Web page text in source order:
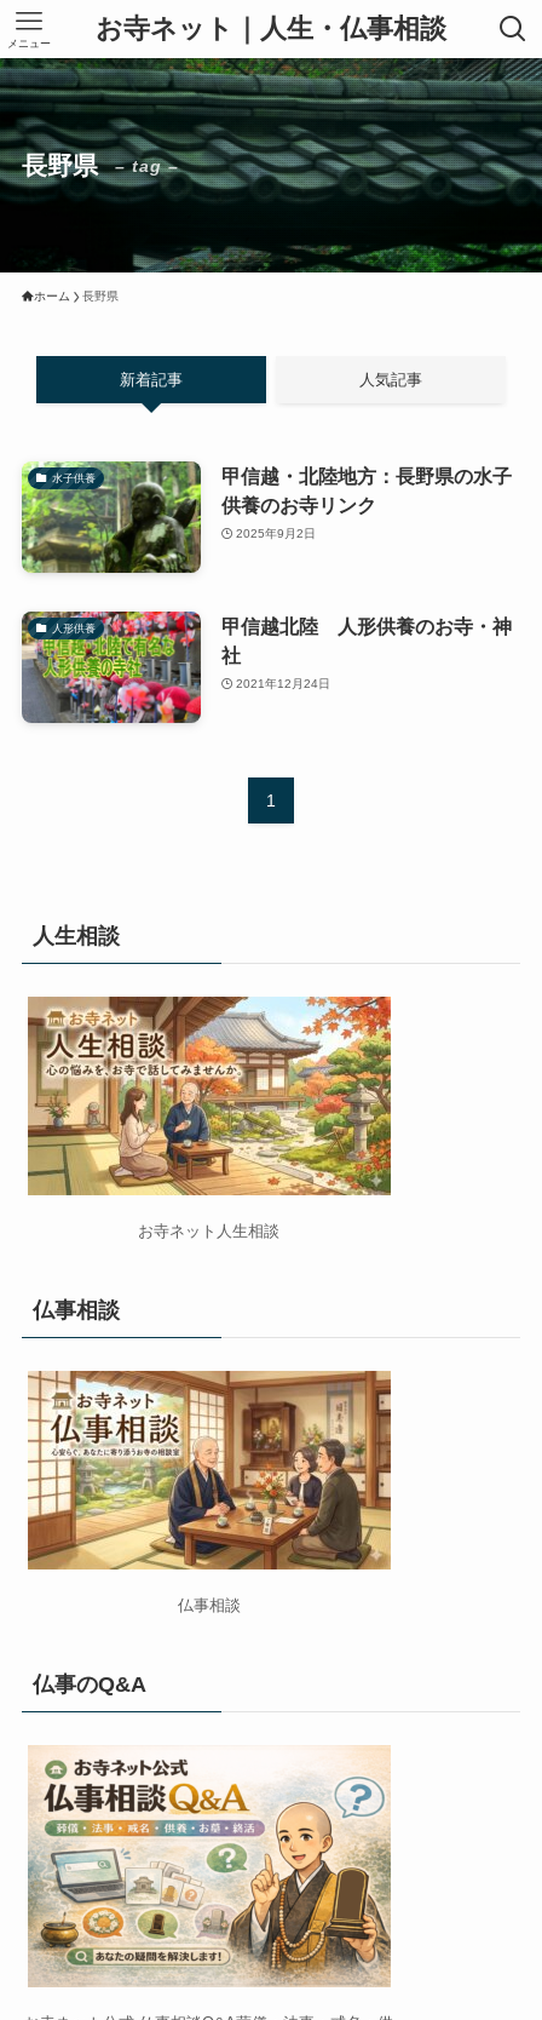
お寺ネット｜人生・仏事相談
メニュー
長野県 – tag –
ホーム 長野県
新着記事 人気記事
水子供養
甲信越・北陸地方：長野県の水子
供養のお寺リンク
2025年9月2日
人形供養
甲信越北陸 人形供養のお寺・神
社
2021年12月24日
1
人生相談
お寺ネット人生相談
仏事相談
仏事相談
仏事のQ&A